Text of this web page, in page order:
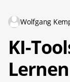
Wolfgang
KI-